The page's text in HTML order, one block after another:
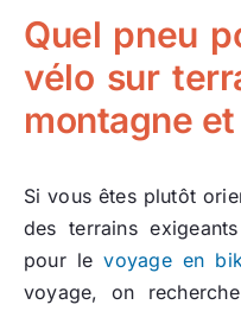
Quel pneu
vélo sur
montagne
Si vous êtes plutôt
des terrains
pour le voyage en
voyage, on